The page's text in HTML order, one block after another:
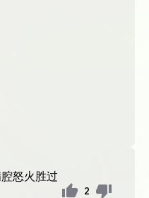
怒火胜过
2